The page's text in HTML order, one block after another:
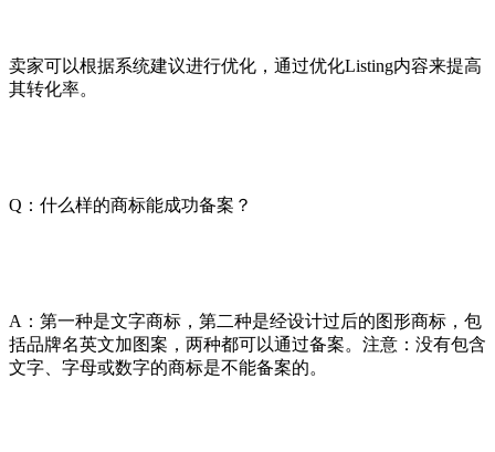
卖家可以根据系统建议进行优化，通过优化Listing内容来提高
其转化率。
Q：什么样的商标能成功备案？
A：第一种是文字商标，第二种是经设计过后的图形商标，包
括品牌名英文加图案，两种都可以通过备案。注意：没有包含
文字、字母或数字的商标是不能备案的。